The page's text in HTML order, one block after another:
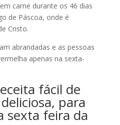
carne durante os 46 dias
de Páscoa, onde é
Cristo.
abrandadas e as pessoas
apenas na sexta-
fácil de
para
sexta feira da